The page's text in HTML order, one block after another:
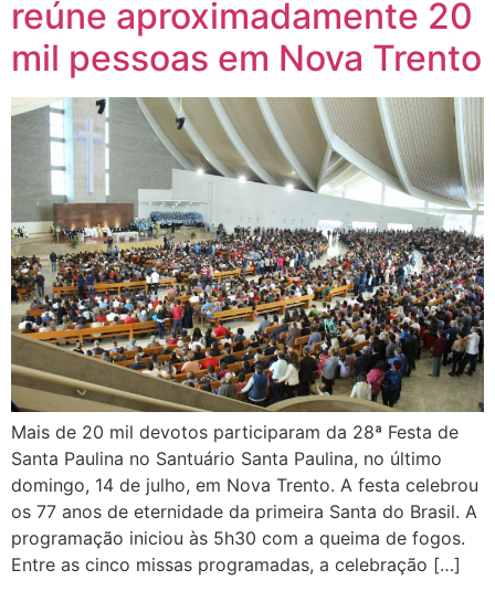
reúne aproximadamente 20
mil pessoas em Nova Trento
Mais de 20 mil devotos participaram da 28ª Festa de
Santa Paulina no Santuário Santa Paulina, no último
domingo, 14 de julho, em Nova Trento. A festa celebrou
os 77 anos de eternidade da primeira Santa do Brasil. A
programação iniciou às 5h30 com a queima de fogos.
Entre as cinco missas programadas, a celebração […]